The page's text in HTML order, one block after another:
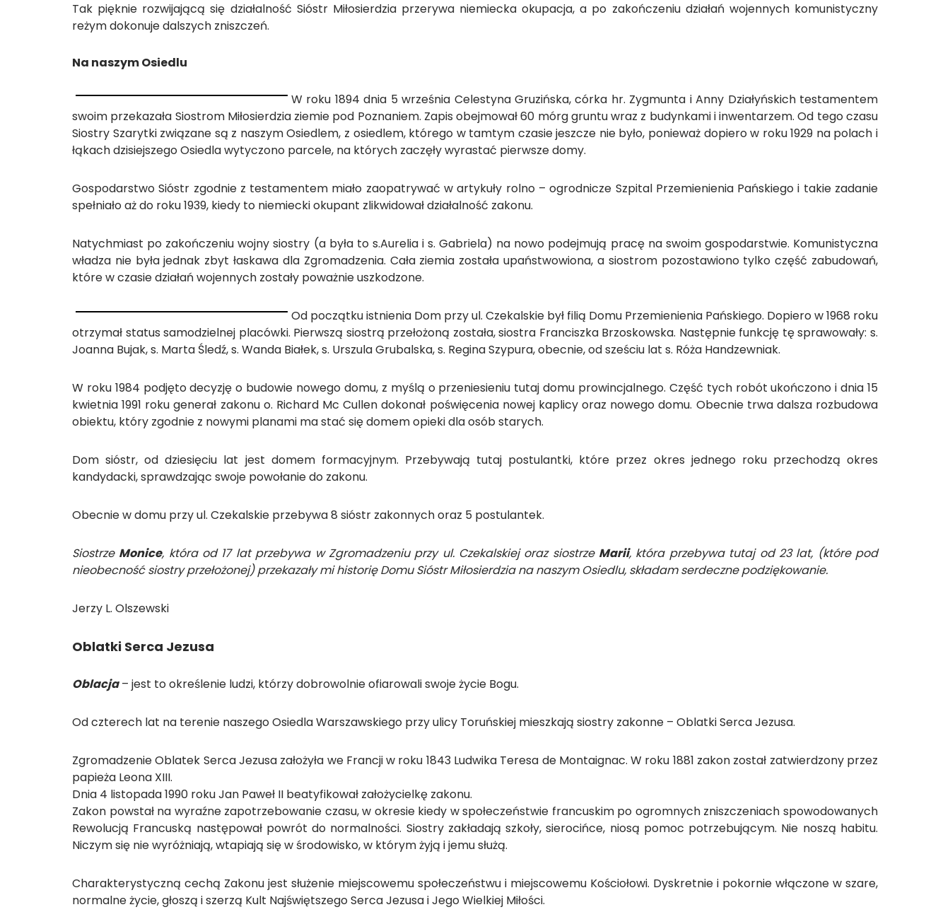
Tak pięknie rozwijającą się działalność Sióstr Miłosierdzia przerywa niemiecka okupacja, a po zakończeniu działań wojennych komunistyczny
reżym dokonuje dalszych zniszczeń.
Na naszym Osiedlu
W roku 1894 dnia 5 września Celestyna Gruzińska, córka hr. Zygmunta i Anny Działyńskich testamentem
swoim przekazała Siostrom Miłosierdzia ziemie pod Poznaniem. Zapis obejmował 60 mórg gruntu wraz z budynkami i inwentarzem. Od tego czasu
Siostry Szarytki związane są z naszym Osiedlem, z osiedlem, którego w tamtym czasie jeszcze nie było, ponieważ dopiero w roku 1929 na polach i
łąkach dzisiejszego Osiedla wytyczono parcele, na których zaczęły wyrastać pierwsze domy.
Gospodarstwo Sióstr zgodnie z testamentem miało zaopatrywać w artykuły rolno – ogrodnicze Szpital Przemienienia Pańskiego i takie zadanie
spełniało aż do roku 1939, kiedy to niemiecki okupant zlikwidował działalność zakonu.
Natychmiast po zakończeniu wojny siostry (a była to s.Aurelia i s. Gabriela) na nowo podejmują pracę na swoim gospodarstwie. Komunistyczna
władza nie była jednak zbyt łaskawa dla Zgromadzenia. Cała ziemia została upaństwowiona, a siostrom pozostawiono tylko część zabudowań,
które w czasie działań wojennych zostały poważnie uszkodzone.
Od początku istnienia Dom przy ul. Czekalskie był filią Domu Przemienienia Pańskiego. Dopiero w 1968 roku
otrzymał status samodzielnej placówki. Pierwszą siostrą przełożoną została, siostra Franciszka Brzoskowska. Następnie funkcję tę sprawowały: s.
Joanna Bujak, s. Marta Śledź, s. Wanda Białek, s. Urszula Grubalska, s. Regina Szypura, obecnie, od sześciu lat s. Róża Handzewniak.
W roku 1984 podjęto decyzję o budowie nowego domu, z myślą o przeniesieniu tutaj domu prowincjalnego. Część tych robót ukończono i dnia 15
kwietnia 1991 roku generał zakonu o. Richard Mc Cullen dokonał poświęcenia nowej kaplicy oraz nowego domu. Obecnie trwa dalsza rozbudowa
obiektu, który zgodnie z nowymi planami ma stać się domem opieki dla osób starych.
Dom sióstr, od dziesięciu lat jest domem formacyjnym. Przebywają tutaj postulantki, które przez okres jednego roku przechodzą okres
kandydacki, sprawdzając swoje powołanie do zakonu.
Obecnie w domu przy ul. Czekalskie przebywa 8 sióstr zakonnych oraz 5 postulantek.
Siostrze Monice, która od 17 lat przebywa w Zgromadzeniu przy ul. Czekalskiej oraz siostrze Marii, która przebywa tutaj od 23 lat, (które pod
nieobecność siostry przełożonej) przekazały mi historię Domu Sióstr Miłosierdzia na naszym Osiedlu, składam serdeczne podziękowanie.
Jerzy L. Olszewski
Oblatki Serca Jezusa
Oblacja– jest to określenie ludzi, którzy dobrowolnie ofiarowali swoje życie Bogu.
Od czterech lat na terenie naszego Osiedla Warszawskiego przy ulicy Toruńskiej mieszkają siostry zakonne – Oblatki Serca Jezusa.
Zgromadzenie Oblatek Serca Jezusa założyła we Francji w roku 1843 Ludwika Teresa de Montaignac. W roku 1881 zakon został zatwierdzony przez
papieża Leona XIII.
Dnia 4 listopada 1990 roku Jan Paweł II beatyfikował założycielkę zakonu.
Zakon powstał na wyraźne zapotrzebowanie czasu, w okresie kiedy w społeczeństwie francuskim po ogromnych zniszczeniach spowodowanych
Rewolucją Francuską następował powrót do normalności. Siostry zakładają szkoły, sierocińce, niosą pomoc potrzebującym. Nie noszą habitu.
Niczym się nie wyróżniają, wtapiają się w środowisko, w którym żyją i jemu służą.
Charakterystyczną cechą Zakonu jest służenie miejscowemu społeczeństwu i miejscowemu Kościołowi. Dyskretnie i pokornie włączone w szare,
normalne życie, głoszą i szerzą Kult Najświętszego Serca Jezusa i Jego Wielkiej Miłości.